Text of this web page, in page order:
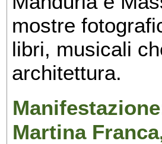
mostre
libri, musicali
architettura.
Martina